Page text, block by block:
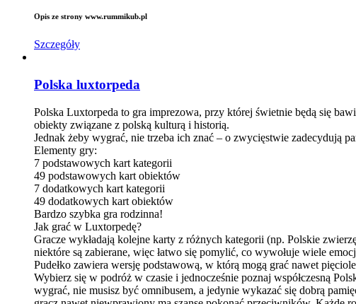
Opis ze strony www.rummikub.pl
Szczegóły
Polska luxtorpeda
Polska Luxtorpeda to gra imprezowa, przy której świetnie będą się
obiekty związane z polską kulturą i historią.
Jednak żeby wygrać, nie trzeba ich znać – o zwycięstwie zadecydują
Elementy gry:
7 podstawowych kart kategorii
49 podstawowych kart obiektów
7 dodatkowych kart kategorii
49 dodatkowych kart obiektów
Bardzo szybka gra rodzinna!
Jak grać w Luxtorpedę?
Gracze wykładają kolejne karty z różnych kategorii (np. Polskie
niektóre są zabierane, więc łatwo się pomylić, co wywołuje wiele
Pudełko zawiera wersję podstawową, w którą mogą grać nawet
Wybierz się w podróż w czasie i jednocześnie poznaj współczesną
wygrać, nie musisz być omnibusem, a jedynie wykazać się dobrą